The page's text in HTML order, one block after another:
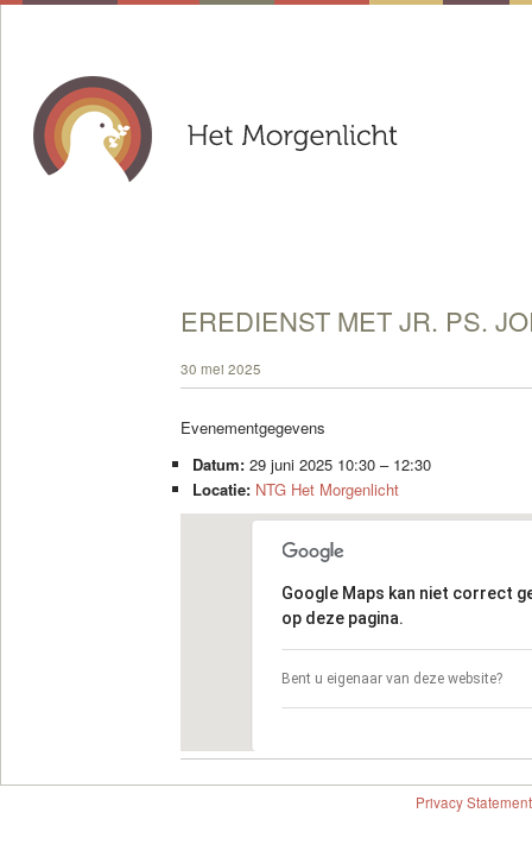
EREDIENST MET JR. PS.
30 mei 2025
Evenementgegevens
Datum: 29 juni 2025 10:30– 12:30
Locatie: NTG Het Morgenlicht
Google Maps kan niet correct
op deze pagina.
Bent u eigenaar van deze website?
Privacy Statement